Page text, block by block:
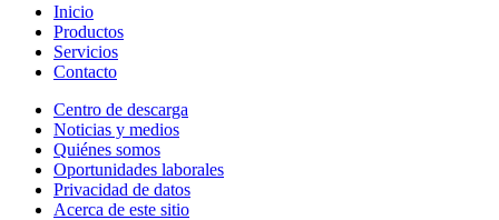
Inicio
Productos
Servicios
Contacto
Centro de descarga
Noticias y medios
Quiénes somos
Oportunidades laborales
Privacidad de datos
Acerca de este sitio